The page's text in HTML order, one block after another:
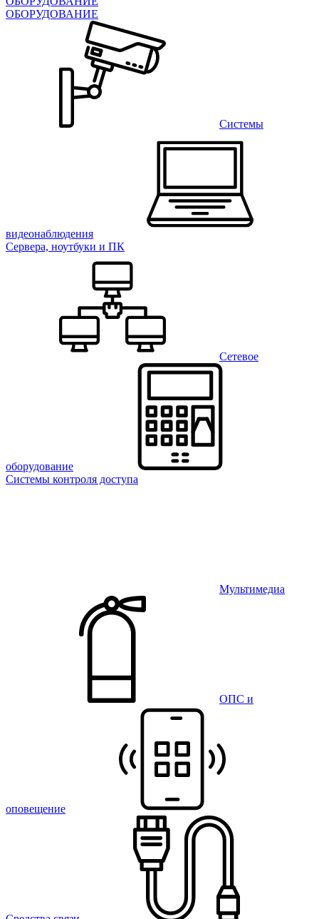
ОБОРУДОВАНИЕ
Системы
видеонаблюдения
Сервера, ноутбуки и ПК
Сетевое
оборудование
Системы контроля доступа
Мультимедиа
ОПС и
оповещение